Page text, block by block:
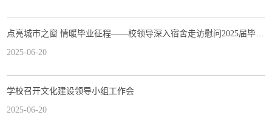
点亮城市之窗 情暖毕业征程——校领导深入宿舍走访慰问2025届毕业生
2025-06-20
学校召开文化建设领导小组工作会
2025-06-20